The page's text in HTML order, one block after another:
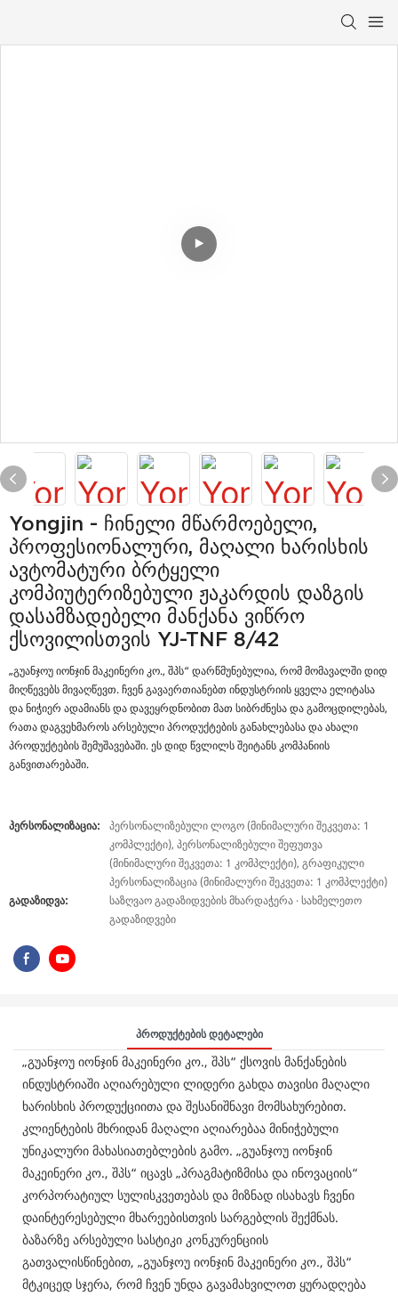
Yongjin - Ჩინელი Მწარმოებელი,
Პროფესიონალური, Მაღალი Ხარისხის
Ავტომატური Ბრტყელი
Კომპიუტერიზებული Ჟაკარდის Დაზგის
Დასამზადებელი Მანქანა Ვიწრო
Ქსოვილისთვის YJ-TNF 8/42
„გუანჯოუ იონჯინ მაკეინერი კო., შპს“ დარწმუნებულია, რომ მომავალში დიდ
მიღწევებს მივაღწევთ. ჩვენ გავაერთიანებთ ინდუსტრიის ყველა ელიტასა
და ნიჭიერ ადამიანს და დავეყრდნობით მათ სიბრძნესა და გამოცდილებას,
რათა დაგვეხმაროს არსებული პროდუქტების განახლებასა და ახალი
პროდუქტების შემუშავებაში. ეს დიდ წვლილს შეიტანს კომპანიის
განვითარებაში.
Პერსონალიზაცია:
პერსონალიზებული ლოგო (მინიმალური შეკვეთა: 1
კომპლექტი), პერსონალიზებული შეფუთვა
(მინიმალური შეკვეთა: 1 კომპლექტი), გრაფიკული
პერსონალიზაცია (მინიმალური შეკვეთა: 1 კომპლექტი)
Გადაზიდვა:
საზღვაო გადაზიდვების მხარდაჭერა · სახმელეთო
გადაზიდვები
Პროდუქტების Დეტალები
„გუანჯოუ იონჯინ მაკეინერი კო., შპს“ ქსოვის მანქანების
ინდუსტრიაში აღიარებული ლიდერი გახდა თავისი მაღალი
ხარისხის პროდუქციითა და შესანიშნავი მომსახურებით.
კლიენტების მხრიდან მაღალი აღიარებაა მინიჭებული
უნიკალური მახასიათებლების გამო. „გუანჯოუ იონჯინ
მაკეინერი კო., შპს“ იცავს „პრაგმატიზმისა და ინოვაციის“
კორპორატიულ სულისკვეთებას და მიზნად ისახავს ჩვენი
დაინტერესებული მხარეებისთვის სარგებლის შექმნას.
ბაზარზე არსებული სასტიკი კონკურენციის
გათვალისწინებით, „გუანჯოუ იონჯინ მაკეინერი კო., შპს“
მტკიცედ სჯერა, რომ ჩვენ უნდა გავამახვილოთ ყურადღება